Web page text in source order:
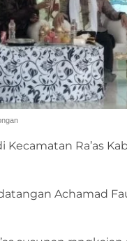
Kecamatan Ra’as
Achamad